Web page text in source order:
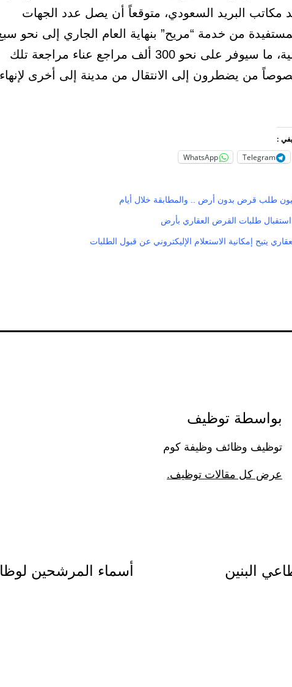
مكاتب البريد السعودي، متوقعاً أن يصل عدد الجهات
من خدمة “مريح” بنهاية العام الجاري إلى نحو
جهات حكومية، ما سيوفر على نحو 300 ألف مراجع عناء مراجعة تلك
من يضطرون إلى الانتقال من مدينة إلى أخرى لإنهاء
:
Telegram
WhatsApp
طلبات القرض العقاري بأرض
يتيح إمكانية الاستعلام الإليكتروني عن قبول الطلبات
بواسطة توظيف
توظيف وظائف وظيفة كوم
عرض كل مقالات توظيف.
البنين
أسماء المرشحين